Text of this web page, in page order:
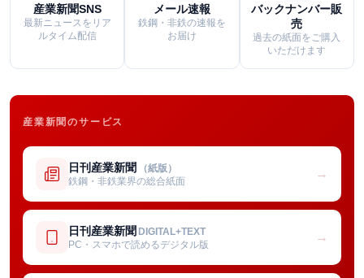
産業新聞SNS
最新ニュースをリア
ルタイム配信
メール速報
鉄鋼・非鉄の速報を
お届け
バックナンバー販
売
過去の紙面をご購入
いただけます
産業新聞のサービス
日刊産業新聞 （紙版）
鉄鋼・非鉄業界の総合紙面
→
日刊産業新聞 DIGITAL+TEXT
PC・スマホで読めるデジタル版
→